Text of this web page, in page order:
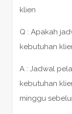
klien
Q : Apakah
kebutuhan
A : Jadwal
kebutuhan
minggu